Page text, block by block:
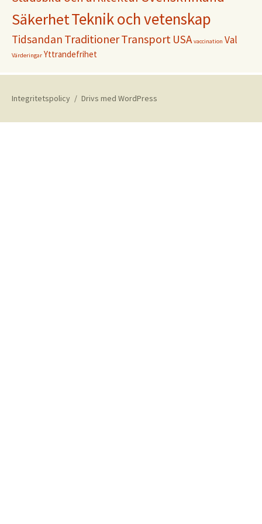
SäkerhetTeknik och vetenskap
Tidsandan TraditionerTransport USA vaccination Val
Värderingar Yttrandefrihet
Integritetspolicy Drivs med WordPress